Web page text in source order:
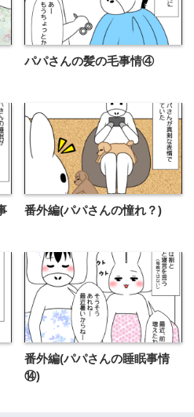
パパさんの髪の毛事情④
番外編(パパさんの憧れ？)
番外編(パパさんの睡眠事情
⑭)